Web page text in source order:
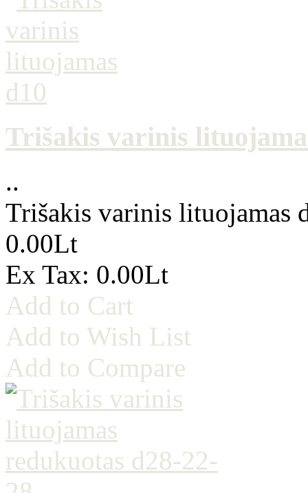
Trišakis varinis
..
Trišakis varinis lituojamas
0.00Lt
Ex Tax: 0.00Lt
Add to Cart
Add to Wish List
Add to Compare